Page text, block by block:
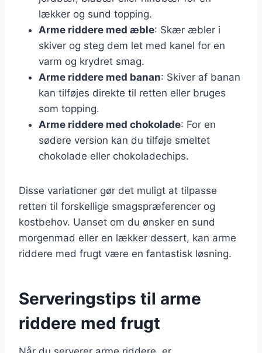
lækker og sund topping.
Arme riddere med æble: Skær æbler i
skiver og steg dem let med kanel for en
varm og krydret smag.
Arme riddere med banan: Skiver af banan
kan tilføjes direkte til retten eller bruges
som topping.
Arme riddere med chokolade: For en
sødere version kan du tilføje smeltet
chokolade eller chokoladechips.
Disse variationer gør det muligt at tilpasse
retten til forskellige smagspræferencer og
kostbehov. Uanset om du ønsker en sund
morgenmad eller en lækker dessert, kan arme
riddere med frugt være en fantastisk løsning.
Serveringstips til arme
riddere med frugt